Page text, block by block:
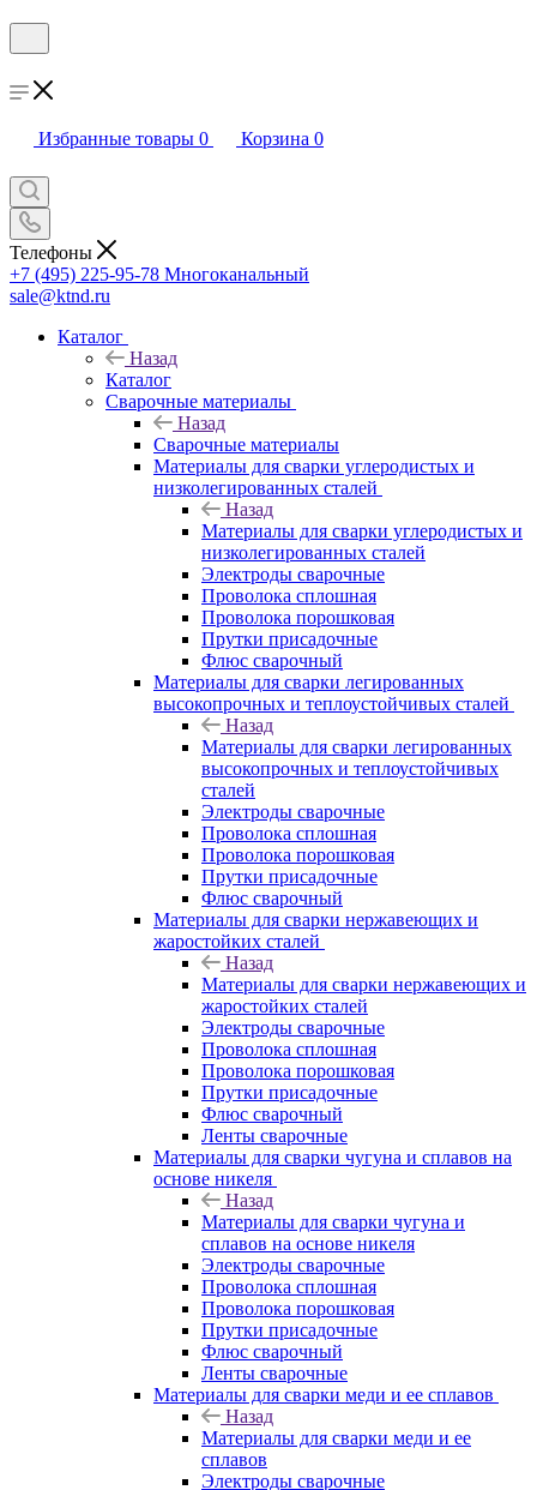
Избранные товары 0 Корзина 0
Телефоны
+7 (495) 225-95-78 Многоканальный
sale@ktnd.ru
Каталог
Назад
Каталог
Сварочные материалы
Назад
Сварочные материалы
Материалы для сварки углеродистых и
низколегированных сталей
Назад
Материалы для сварки углеродистых и
низколегированных сталей
Электроды сварочные
Проволока сплошная
Проволока порошковая
Прутки присадочные
Флюс сварочный
Материалы для сварки легированных
высокопрочных и теплоустойчивых сталей
Назад
Материалы для сварки легированных
высокопрочных и теплоустойчивых
сталей
Электроды сварочные
Проволока сплошная
Проволока порошковая
Прутки присадочные
Флюс сварочный
Материалы для сварки нержавеющих и
жаростойких сталей
Назад
Материалы для сварки нержавеющих и
жаростойких сталей
Электроды сварочные
Проволока сплошная
Проволока порошковая
Прутки присадочные
Флюс сварочный
Ленты сварочные
Материалы для сварки чугуна и сплавов на
основе никеля
Назад
Материалы для сварки чугуна и
сплавов на основе никеля
Электроды сварочные
Проволока сплошная
Проволока порошковая
Прутки присадочные
Флюс сварочный
Ленты сварочные
Материалы для сварки меди и ее сплавов
Назад
Материалы для сварки меди и ее
сплавов
Электроды сварочные